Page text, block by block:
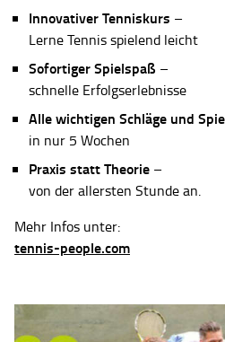
Innovativer Tenniskurs –
Lerne Tennis spielend leicht
Sofortiger Spielspaß –
schnelle Erfolgserlebnisse
Alle wichtigen Schläge und
in nur 5 Wochen
Praxis statt Theorie –
von der allersten Stunde an.
Mehr Infos unter:
tennis-people.com